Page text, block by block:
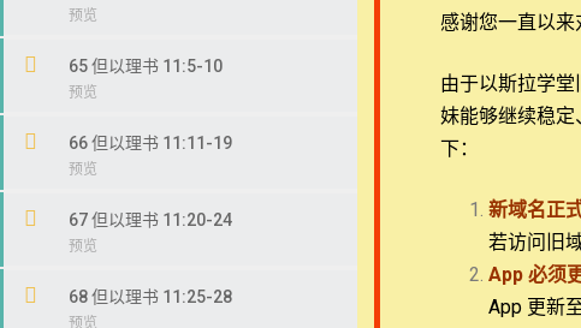
65 但以理书 11:5-10
66 但以理书 11:11-19
67 但以理书 11:20-24
68 但以理书 11:25-28
退换政策
隐私策略
常见问题
感谢您一直以来
由于以斯拉学堂
妹能够继续稳
下：
新域名正
若访问旧
App 必须
App 更新